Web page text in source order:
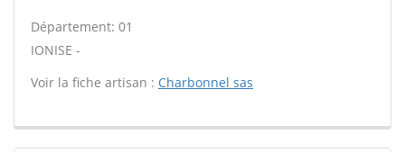
Département: 01
IONISE -
Voir la fiche artisan : Charbonnel sas